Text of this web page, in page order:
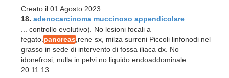
Creato il 01 Agosto 2023
18. adenocarcinoma muccinoso appendicolare
... controllo evolutivo). No lesioni focali a
fegato. pancreas ,rene sx, milza surreni Piccoli linfonodi nel
grasso in sede di intervento di fossa iliaca dx. No
idonefrosi, nulla in pelvi no liquido endoaddominale.
20.11.13 ...